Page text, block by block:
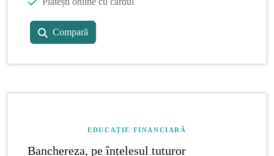
Compară
EDUCAȚIE FINANCIARĂ
Banchereza, pe înțelesul tuturor